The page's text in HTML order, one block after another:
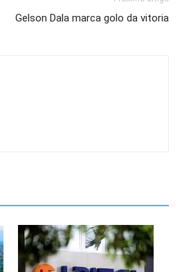
Gelson Dala marca golo da vitoria